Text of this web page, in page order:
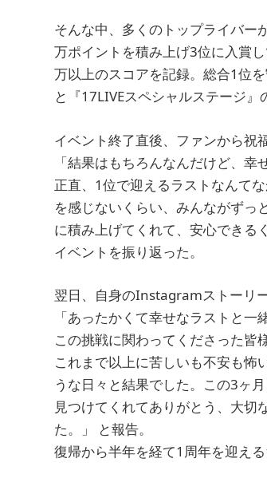
そんな中、多くのトップライバ
万ポイントを積み上げ3位に入賞
万以上のスコアを記録。総合1位
と『17LIVEスペシャルステージ』
イベント終了直後、ファンから祝
「結果はもちろんなんだけど、
正直、1位で迎えるラストなんて
を感じないくらい、みんながずっ
に積み上げてくれて、安心できる
イベントを振り返った。
翌日、自身のInstagramストーリー
「あったかくて幸せなラストと一
この挑戦に関わってくださった皆
これまで以上に苦しいも不安も怖
うな日々と結果でした。この3ヶ
見つけてくれてありがとう、大切
た。」 と報告。
復帰から半年を経て1周年を迎え